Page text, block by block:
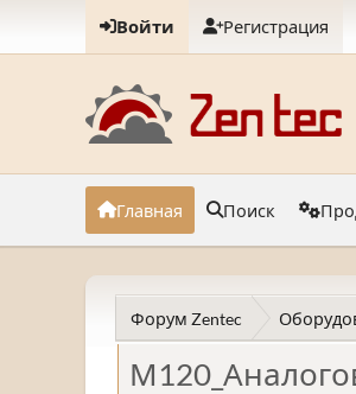
Войти Регистрация
Главная Поиск
Форум Zentec